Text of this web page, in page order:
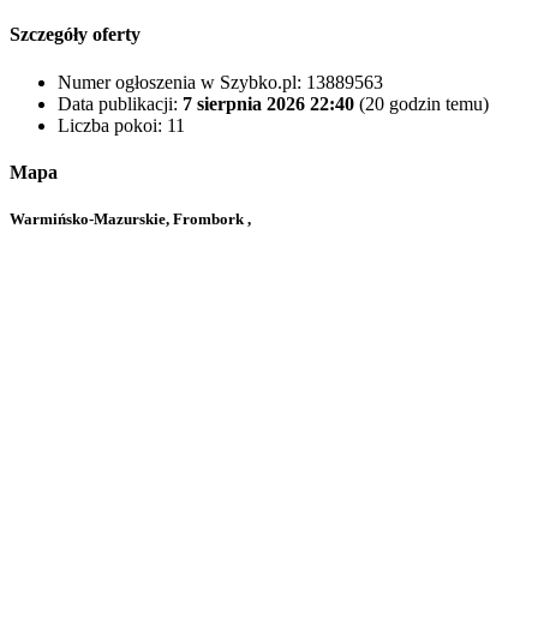
Szczegóły oferty
Numer ogłoszenia w Szybko.pl: 13889563
Data publikacji: 7 sierpnia 2026 22:40 (20 godzin temu)
Liczba pokoi: 11
Mapa
Warmińsko-Mazurskie, Frombork ,